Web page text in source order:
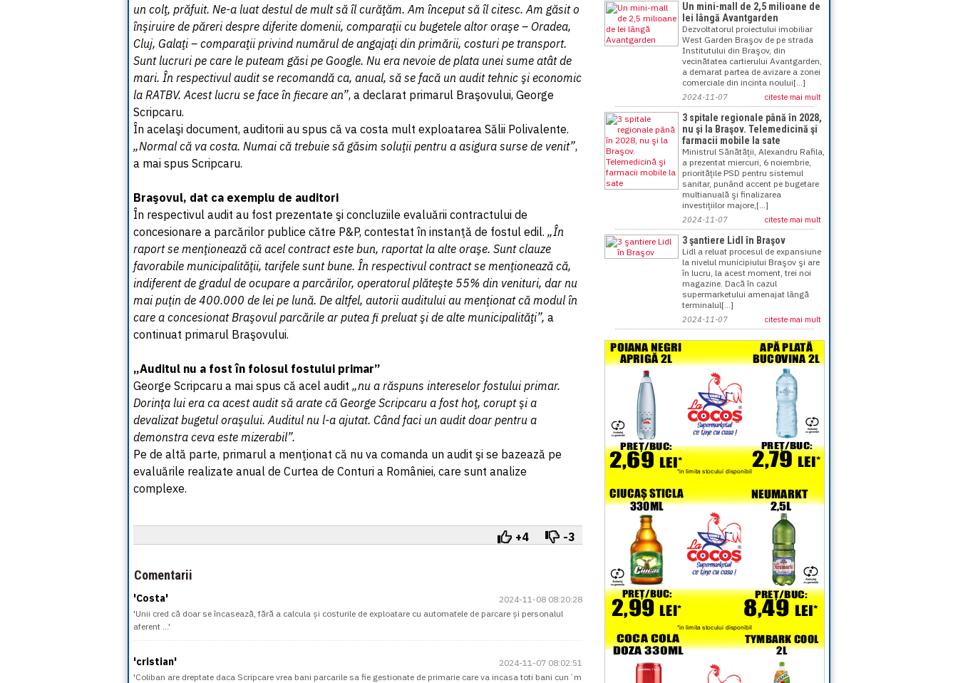
un colţ, prăfuit. Ne-a luat destul de mult să îl curăţăm. Am început să îl citesc. Am găsit o
înşiruire de păreri despre diferite domenii, comparaţii cu bugetele altor oraşe – Oradea,
Cluj, Galaţi – comparaţii privind numărul de angajaţi din primării, costuri pe transport.
Sunt lucruri pe care le puteam găsi pe Google. Nu era nevoie de plata unei sume atât de
mari. În respectivul audit se recomandă ca, anual, să se facă un audit tehnic şi economic
la RATBV. Acest lucru se face în fiecare an”, a declarat primarul Braşovului, George
Scripcaru.
În acelaşi document, auditorii au spus că va costa mult exploatarea Sălii Polivalente.
„Normal că va costa. Numai că trebuie să găsim soluţii pentru a asigura surse de venit”,
a mai spus Scripcaru.
Braşovul, dat ca exemplu de auditori
În respectivul audit au fost prezentate şi concluziile evaluării contractului de
concesionare a parcărilor publice către P&P, contestat în instanţă de fostul edil. „În
raport se menţionează că acel contract este bun, raportat la alte oraşe. Sunt clauze
favorabile municipalităţii, tarifele sunt bune. În respectivul contract se menţionează că,
indiferent de gradul de ocupare a parcărilor, operatorul plăteşte 55% din venituri, dar nu
mai puţin de 400.000 de lei pe lună. De altfel, autorii auditului au menţionat că modul în
care a concesionat Braşovul parcările ar putea fi preluat şi de alte municipalităţi”, a
continuat primarul Braşovului.
„Auditul nu a fost în folosul fostului primar”
George Scripcaru a mai spus că acel audit „nu a răspuns intereselor fostului primar.
Dorinţa lui era ca acest audit să arate că George Scripcaru a fost hoţ, corupt şi a
devalizat bugetul oraşului. Auditul nu l-a ajutat. Când faci un audit doar pentru a
demonstra ceva este mizerabil”.
Pe de altă parte, primarul a menţionat că nu va comanda un audit şi se bazează pe
evaluările realizate anual de Curtea de Conturi a României, care sunt analize
complexe.
+4 -3
Comentarii
'Costa'
2024-11-08 08:20:28
'Unii cred că doar se încasează, fără a calcula și costurile de exploatare cu automatele de parcare și personalul
aferent ...'
'cristian'
2024-11-07 08:02:51
'Coliban are dreptate daca Scripcare vrea bani parcarile sa fie gestionate de primarie care va incasa toti bani cun´m
Un mini-mall de 2,5 milioane de
lei lângă Avantgarden
Dezvoltatorul proiectului imobiliar
West Garden Braşov de pe strada
Institutului din Braşov, din
vecinătatea cartierului Avantgarden,
a demarat partea de avizare a zonei
comerciale din incinta noului[...]
2024-11-07 citeste mai mult
3 spitale regionale până în 2028,
nu şi la Braşov. Telemedicină şi
farmacii mobile la sate
Ministrul Sănătăţii, Alexandru Rafila,
a prezentat miercuri, 6 noiembrie,
priorităţile PSD pentru sistemul
sanitar, punând accent pe bugetare
multianuală şi finalizarea
investiţiilor majore,[...]
2024-11-07 citeste mai mult
3 şantiere Lidl în Braşov
Lidl a reluat procesul de expansiune
la nivelul municipiului Braşov şi are
în lucru, la acest moment, trei noi
magazine. Dacă în cazul
supermarketului amenajat lângă
terminalul[...]
2024-11-07 citeste mai mult